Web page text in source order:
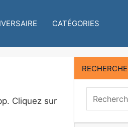
CATÉGORIES
Cliquez sur
RECHERCHE
Recherche: